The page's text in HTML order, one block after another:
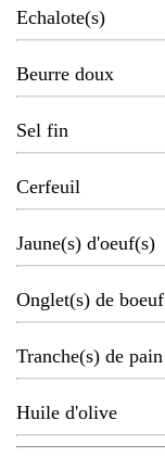
Echalote(s)
Beurre doux
Sel fin
Cerfeuil
Jaune(s) d'oeuf(s)
Onglet(s) de boeuf
Tranche(s) de pain
Huile d'olive